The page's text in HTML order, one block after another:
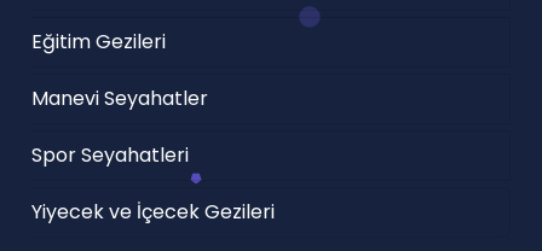
Eğitim Gezileri
Manevi Seyahatler
Spor Seyahatleri
Yiyecek ve İçecek Gezileri